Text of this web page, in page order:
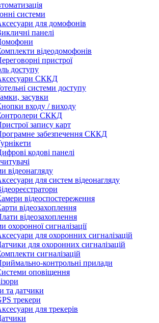
системи
для домофонів
панелі
відеодомофонів
пристрої
доступу
СККД
системи доступу
засувки
входу / виходу
СККД
запису карт
забезпечення СККД
кодові панелі
відеонагляду
для систем відеонагляду
відеоспостереження
відеозахоплення
відеозахоплення
охоронної сигналізації
для охоронних сигналізацій
для охоронних сигналізацій
сигналізацій
контрольні прилади
оповіщення
та датчики
трекери
для трекерів